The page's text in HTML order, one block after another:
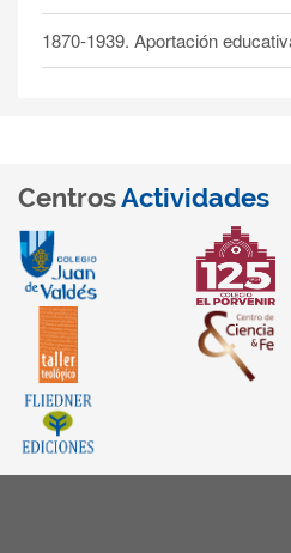
1870-1939. Aportación
CentrosActividades